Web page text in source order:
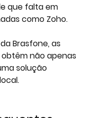
que falta em
como Zoho.
Brasfone, as
não apenas
solução
.